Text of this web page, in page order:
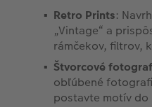
Retro Prints:
„Vintage“ a
rámčekov, filtrov,
Štvorcové
obľúbené
postavte motív